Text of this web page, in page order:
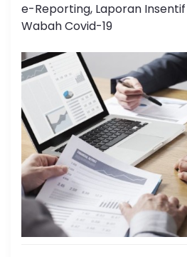
e-Reporting, Laporan
Wabah Covid-19